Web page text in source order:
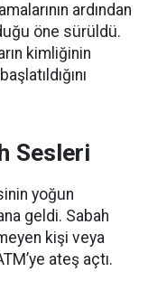
ardından
öne sürüldü.
kimliğinin
Sesleri
yoğun
geldi. Sabah
kişi veya
ateş açtı.